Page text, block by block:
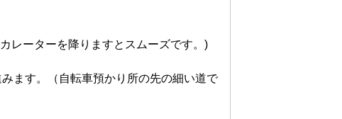
レーターを降りますとスムーズです。)
ます。（自転車預かり所の先の細い道で